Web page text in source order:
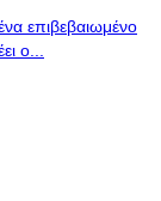
επιβεβαιωμένο
ο...